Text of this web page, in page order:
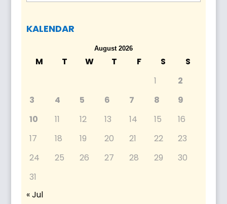
KALENDAR
August 2026
M T W T F S
S
1
2
3
4 5 6 7 8
9
10
11 12 13 14 15
16
17
18 19 20 21 22
23
24
25 26 27 28 29
30
31
« Jul